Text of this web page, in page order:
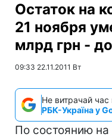
Остаток на
21 ноября
млрд грн -
09:33 22.11.2011 Вт
Не витрачай час
РБК-Україна у
По состоянию на